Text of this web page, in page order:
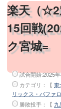
楽天（
15回戦
ク宮城=
試合開始:2025
カテゴリ：【 東
リックス・バファ
勝敗投手 ：【